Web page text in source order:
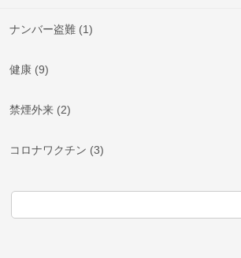
ナンバー盗難 (1)
健康 (9)
禁煙外来 (2)
コロナワクチン (3)